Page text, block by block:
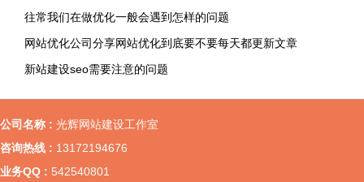
往常我们在做优化一般会遇到怎样的问题
网站优化公司分享网站优化到底要不要每天都更新文章
新站建设seo需要注意的问题
公司名称 : 光辉网站建设工作室
咨询热线 : 13172194676
业务QQ : 542540801